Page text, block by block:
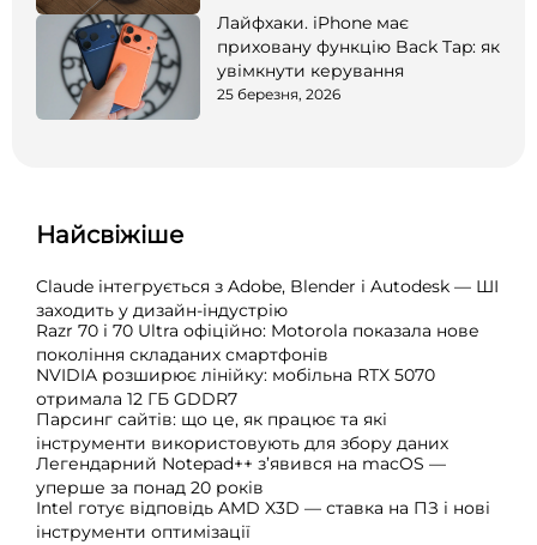
Лайфхаки. iPhone має
приховану функцію Back Tap: як
увімкнути керування
25 березня, 2026
Найсвіжіше
Claude інтегрується з Adobe, Blender і Autodesk — ШІ
заходить у дизайн-індустрію
Razr 70 і 70 Ultra офіційно: Motorola показала нове
покоління складаних смартфонів
NVIDIA розширює лінійку: мобільна RTX 5070
отримала 12 ГБ GDDR7
Парсинг сайтів: що це, як працює та які
інструменти використовують для збору даних
Легендарний Notepad++ з’явився на macOS —
уперше за понад 20 років
Intel готує відповідь AMD X3D — ставка на ПЗ і нові
інструменти оптимізації